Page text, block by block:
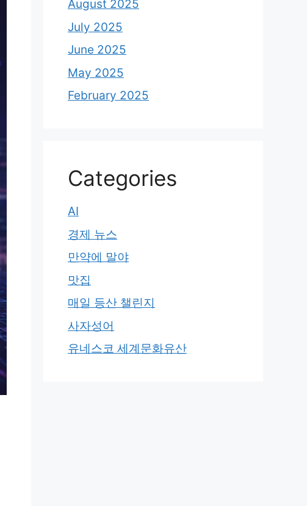
August 2025
July 2025
June 2025
May 2025
February 2025
Categories
AI
경제 뉴스
만약에 말야
맛집
매일 등산 챌린지
사자성어
유네스코 세계문화유산